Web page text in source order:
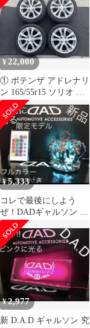
¥22,000
① ポテンザ アドレナリ
ン 165/55r15 ソリオ 純
正15インチ 2本
¥5,333
コレで最後にしよう
ぜ！DADギャルソン 16
色フルカラー遠隔操作
リモコン付き
¥2,977
新 D.A.D ギャルソン 究